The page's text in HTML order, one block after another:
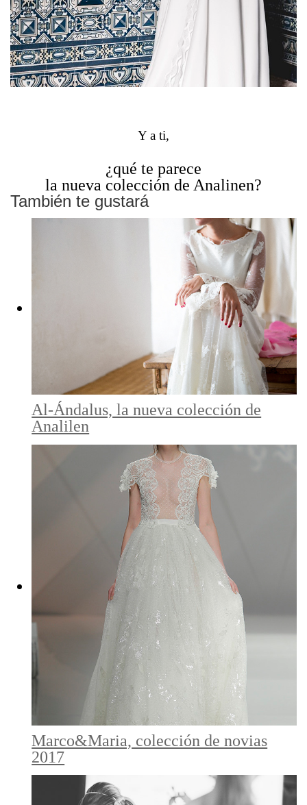
Y a ti,
¿qué te parece
la nueva colección de Analinen?
También te gustará
Al-Ándalus, la nueva colección de
Analilen
Marco&Maria, colección de novias
2017